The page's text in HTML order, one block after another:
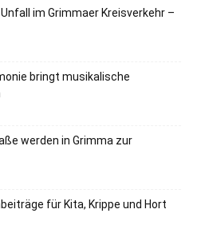
im Grimmaer Kreisverkehr –
bringt musikalische
werden in Grimma zur
für Kita, Krippe und Hort